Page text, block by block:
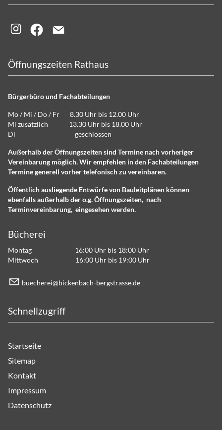
Öffnungszeiten Rathaus
Bürgerbüro und Fachabteilungen
Mo / Mi / Do / Fr 8.30 Uhr bis 12.00 Uhr
Mi zusätzlich 13.30 Uhr bis 18.00 Uhr
Di geschlossen
Außerhalb der Öffnungszeiten sind Termine nach vorheriger
Vereinbarung möglich. Wir empfehlen in den Fachabteilungen
Termine generell vorher telefonisch zu vereinbaren.
Öffentlich ausliegende Entwürfe von Bauleitplänen können
ebenfalls außerhalb der o.g. Öffnungszeiten, nach
Terminvereinbarung, eingesehen werden.
Bücherei
Montag 16:00 Uhr bis 18:00 Uhr
Mittwoch 16:00 Uhr bis 19:00 Uhr
b ch r b ck nb ch-b rgstr ss d
Schnellzugriff
Startseite
Sitemap
Kontakt
Impressum
Datenschutz